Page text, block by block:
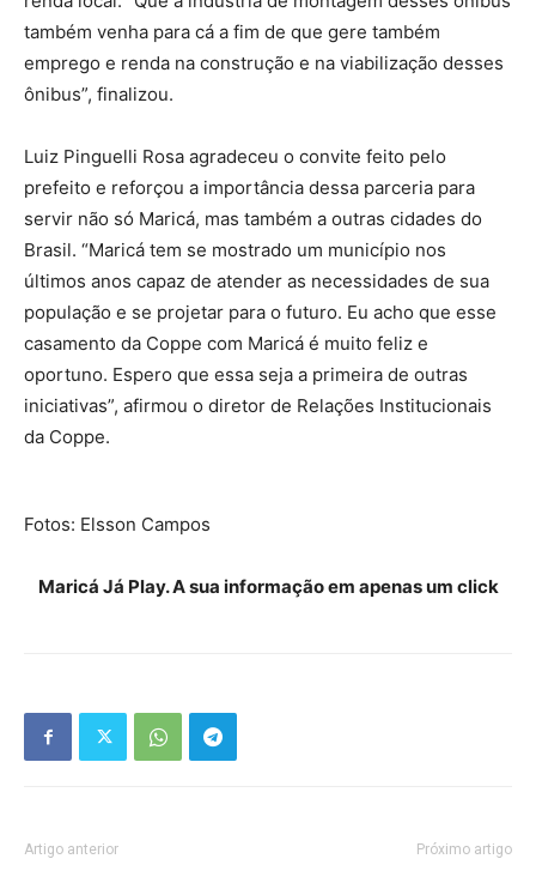
também venha para cá a fim de que gere também
emprego e renda na construção e na viabilização desses
ônibus”, finalizou.
Luiz Pinguelli Rosa agradeceu o convite feito pelo
prefeito e reforçou a importância dessa parceria para
servir não só Maricá, mas também a outras cidades do
Brasil. “Maricá tem se mostrado um município nos
últimos anos capaz de atender as necessidades de sua
população e se projetar para o futuro. Eu acho que esse
casamento da Coppe com Maricá é muito feliz e
oportuno. Espero que essa seja a primeira de outras
iniciativas”, afirmou o diretor de Relações Institucionais
da Coppe.
Fotos: Elsson Campos
Maricá Já Play. A sua informação em apenas um click
Artigo anterior Próximo artigo